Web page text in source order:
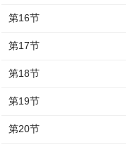
第16节
第17节
第18节
第19节
第20节